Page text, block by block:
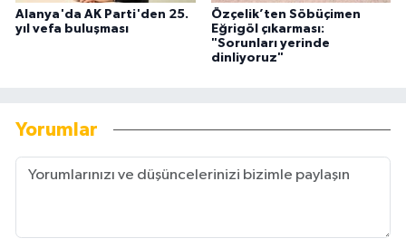
Alanya'da AK Parti'den 25.
yıl vefa buluşması
Özçelik’ten Söbüçimen
Eğrigöl çıkarması:
"Sorunları yerinde
dinliyoruz"
Yorumlar